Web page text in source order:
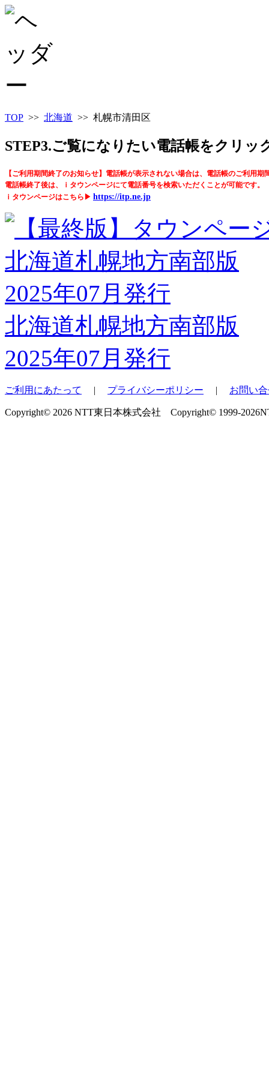
TOP >> 北海道 >> 札幌市清田区
STEP3.ご覧になりたい電話帳をクリッ
【ご利用期間終了のお知らせ】電話帳が表示されない場合は、電話帳のご利用期
電話帳終了後は、ｉタウンページにて電話番号を検索いただくことが可能です。
ｉタウンページはこちら▶ https://itp.ne.jp
北海道札幌地方南部版
2025年07月発行
ご利用にあたって | プライバシーポリシー | お問い
Copyright© 2026 NTT東日本株式会社 Copyright© 1999-